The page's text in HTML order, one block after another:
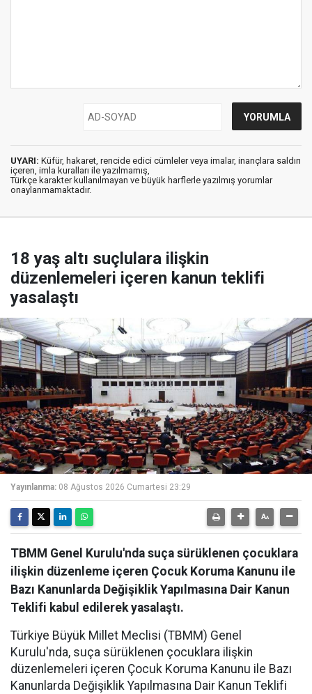
UYARI: Küfür, hakaret, rencide edici cümleler veya imalar, inançlara saldırı
içeren, imla kuralları ile yazılmamış,
Türkçe karakter kullanılmayan ve büyük harflerle yazılmış yorumlar
onaylanmamaktadır.
18 yaş altı suçlulara ilişkin
düzenlemeleri içeren kanun teklifi
yasalaştı
Yayınlanma: 08 Ağustos 2026 Cumartesi 23:29
TBMM Genel Kurulu'nda suça sürüklenen çocuklara
ilişkin düzenleme içeren Çocuk Koruma Kanunu ile
Bazı Kanunlarda Değişiklik Yapılmasına Dair Kanun
Teklifi kabul edilerek yasalaştı.
Türkiye Büyük Millet Meclisi (TBMM) Genel
Kurulu'nda, suça sürüklenen çocuklara ilişkin
düzenlemeleri içeren Çocuk Koruma Kanunu ile Bazı
Kanunlarda Değişiklik Yapılmasına Dair Kanun Teklifi